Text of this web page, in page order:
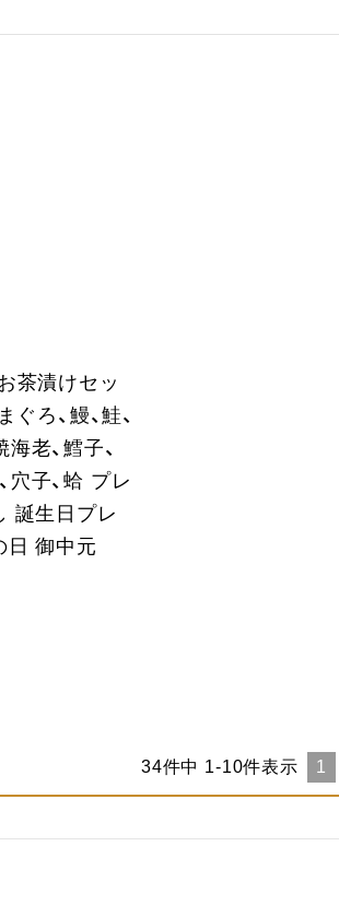
茶漬けセッ
ぐろ、鰻、鮭、
海老、鱈子、
穴子、蛤 プレ
誕生日プレ
日 御中元
34件中 1-10件表示 1